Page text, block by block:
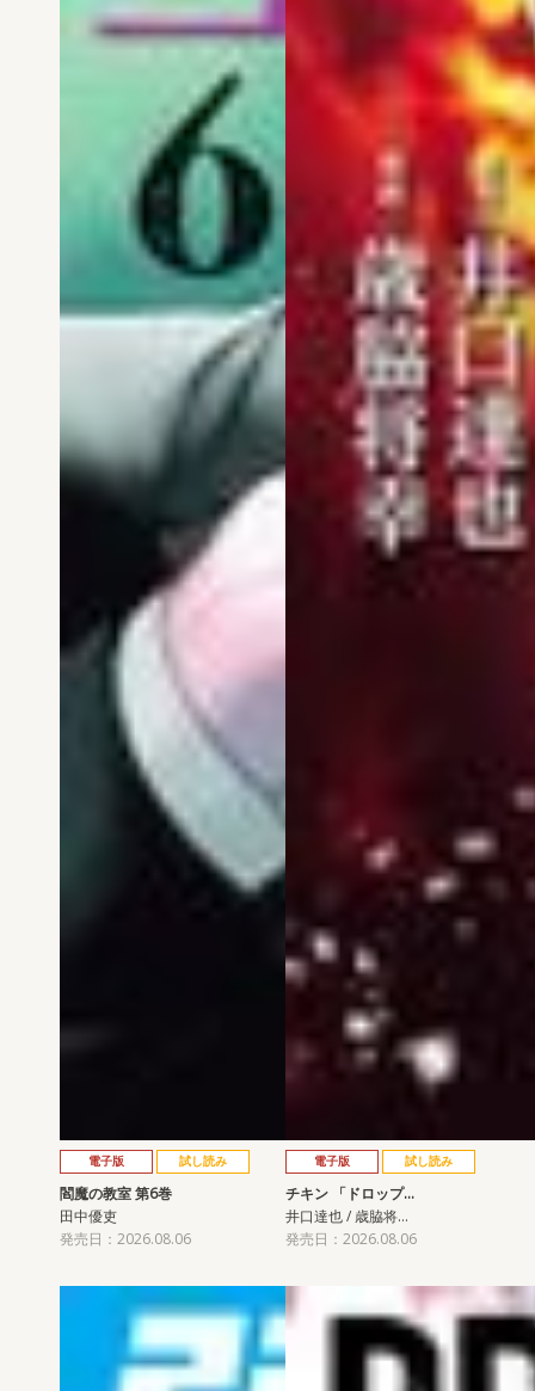
電子版 試し読み
閻魔の教室 第6巻
田中優吏
発売日：2026.08.06
電子版 試し読み
チキン 「ドロップ…
井口達也 / 歳脇将…
発売日：2026.08.06